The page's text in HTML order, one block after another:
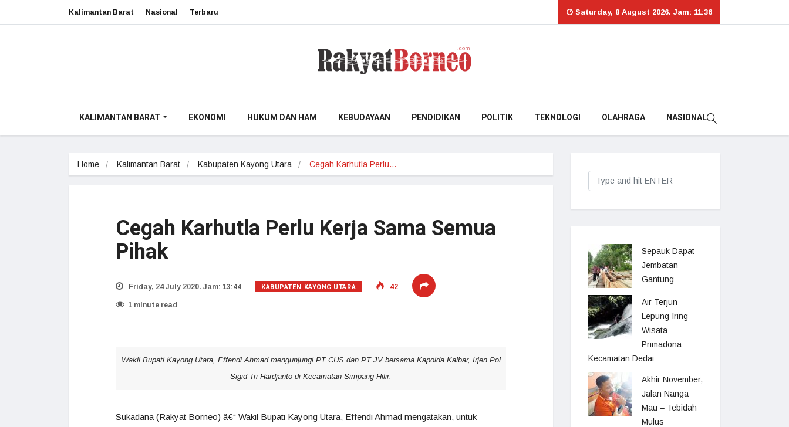
Kalimantan Barat Nasional Terbaru Saturday, 8 August 2026. Jam: 11:36
KALIMANTAN BARAT EKONOMI HUKUM DAN HAM KEBUDAYAAN PENDIDIKAN POLITIK TEKNOLOGI OLAHRAGA NASIONAL
Home Kalimantan Barat Kabupaten Kayong Utara Cegah Karhutla Perlu…
Cegah Karhutla Perlu Kerja Sama Semua
Pihak
Friday, 24 July 2020. Jam: 13:44 KABUPATEN KAYONG UTARA 42
1 minute read
Wakil Bupati Kayong Utara, Effendi Ahmad mengunjungi PT CUS dan PT JV bersama Kapolda Kalbar, Irjen Pol
Sigid Tri Hardjanto di Kecamatan Simpang Hilir.
Sukadana (Rakyat Borneo) â€“ Wakil Bupati Kayong Utara, Effendi Ahmad mengatakan, untuk
Sepauk Dapat
Jembatan
Gantung
Air Terjun
Lepung Iring
Wisata
Primadona
Kecamatan Dedai
Akhir November,
Jalan Nanga
Mau – Tebidah
Mulus